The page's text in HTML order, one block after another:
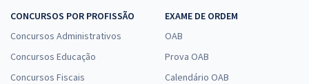
CONCURSOS POR PROFISSÃO
Concursos Administrativos
Concursos Educação
Concursos Fiscais
EXAME DE ORDEM
OAB
Prova OAB
Calendário OAB